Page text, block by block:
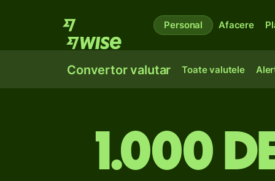
Personal Afacere
Convertor valutar Toate valutele
1.000